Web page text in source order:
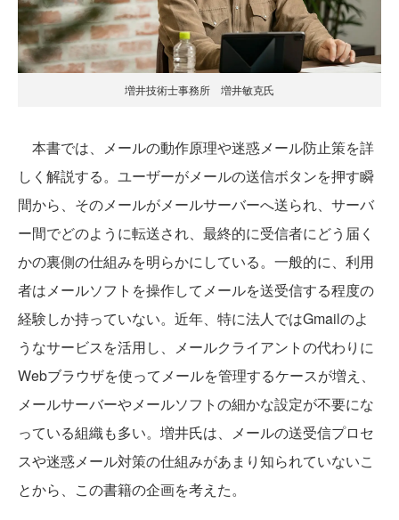
増井技術士事務所 増井敏克氏
本書では、メールの動作原理や迷惑メール防止策を詳
しく解説する。ユーザーがメールの送信ボタンを押す瞬
間から、そのメールがメールサーバーへ送られ、サーバ
ー間でどのように転送され、最終的に受信者にどう届く
かの裏側の仕組みを明らかにしている。一般的に、利用
者はメールソフトを操作してメールを送受信する程度の
経験しか持っていない。近年、特に法人ではGmailのよ
うなサービスを活用し、メールクライアントの代わりに
Webブラウザを使ってメールを管理するケースが増え、
メールサーバーやメールソフトの細かな設定が不要にな
っている組織も多い。増井氏は、メールの送受信プロセ
スや迷惑メール対策の仕組みがあまり知られていないこ
とから、この書籍の企画を考えた。